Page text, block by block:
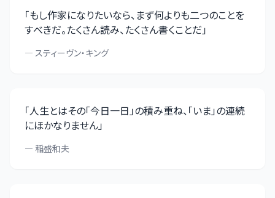
「もし作家になりたいなら、まず何よりも二つのことを
すべきだ。たくさん読み、たくさん書くことだ」
— スティーヴン・キング
「人生とはその「今日一日」の積み重ね、「いま」の連続
にほかなりません」
— 稲盛和夫